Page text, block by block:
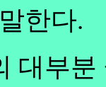
한다.
대부